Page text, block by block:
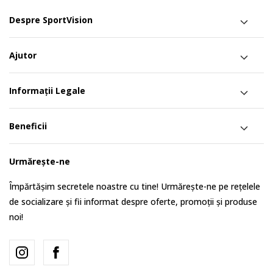
Despre SportVision
Ajutor
Informații Legale
Beneficii
Urmărește-ne
Împărtășim secretele noastre cu tine! Urmărește-ne pe rețelele
de socializare și fii informat despre oferte, promoții și produse
noi!